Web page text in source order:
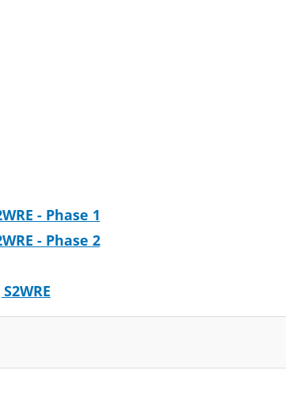
- Phase 1
- Phase 2